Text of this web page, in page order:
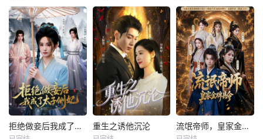
拒绝做妾后我成了太子侧妃 重生之诱他沉沦 流氓帝师，皇家金牌县令